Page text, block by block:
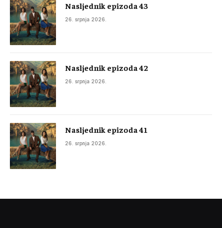
Nasljednik epizoda 43
26. srpnja 2026.
Nasljednik epizoda 42
26. srpnja 2026.
Nasljednik epizoda 41
26. srpnja 2026.